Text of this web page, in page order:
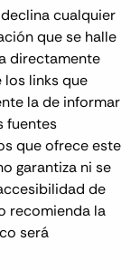
declina cualquier
que se halle
directamente
los links que
la de informar
fuentes
que ofrece este
garantiza ni se
de
recomienda la
será